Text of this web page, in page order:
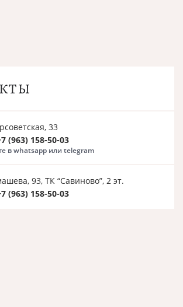
33
(963) 158-50-03
в whatsapp или telegram
93, ТК “Савиново”, 2 эт.
(963) 158-50-03